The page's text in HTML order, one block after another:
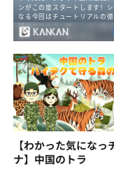
【わかった気になっ
ナ】中国のトラ